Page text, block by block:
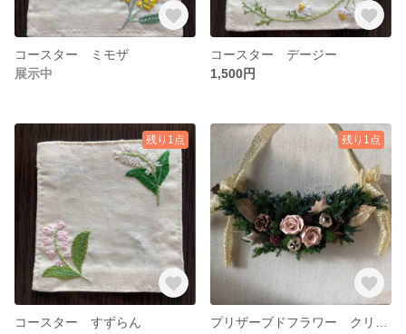
コースター ミモザ
展示中
コースター デージー
1,500円
残り1点
コースター すずらん
残り1点